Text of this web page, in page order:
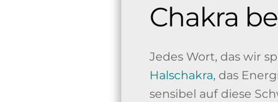
Chakra
Jedes Wort, das wir
Halschakra, das
sensibel auf diese